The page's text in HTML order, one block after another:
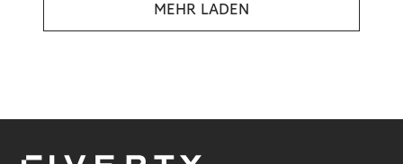
MEHR LADEN